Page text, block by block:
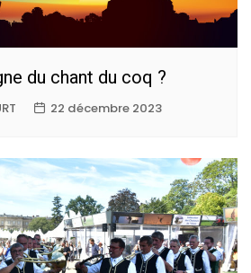
du chant du coq ?
22 décembre 2023